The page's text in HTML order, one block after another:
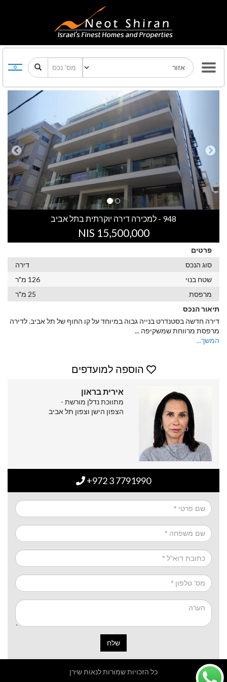
Previous Next
948 - למכירה דירה יוקרתית בתל אביב
15,500,000 NIS
פרטים
סוג הנכס
דירה
שטח בנוי
126 מ"ר
מרפסת
25 מ"ר
תיאור הנכס
דירה חדשה בסטנדרט בנייה גבוה במיוחד על קו החוף של תל אביב. לדירה
מרפסת מרווחת שמשקיפה ...
המשך...
הוספה למועדפים
אירית בראון
מתווכת נדלן מורשת -
הצפון הישן וצפון תל אביב
+972 3 7791990
שלח
כל הזכויות שמורות לנאות שירן